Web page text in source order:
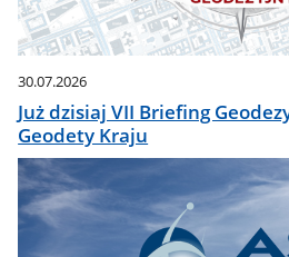
30.07.2026
Już dzisiaj VII Briefing
Geodety Kraju